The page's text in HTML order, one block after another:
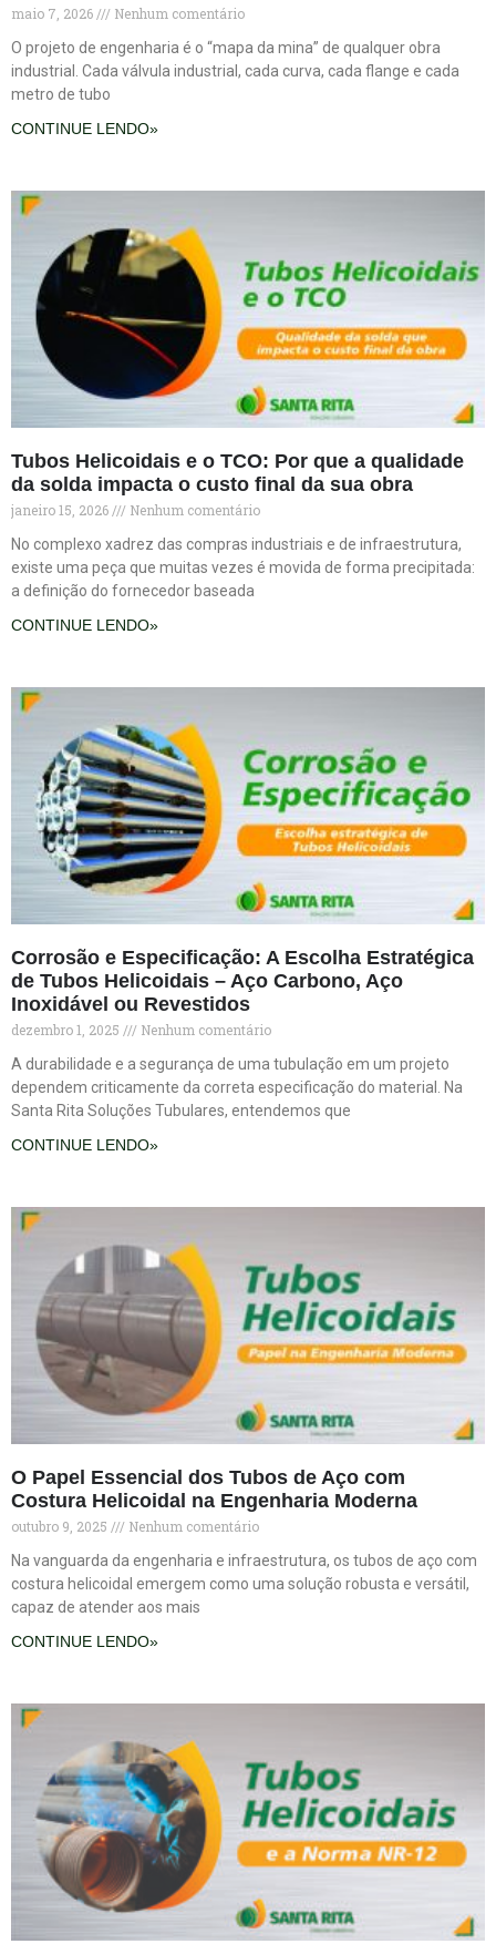
maio 7, 2026
Nenhum comentário
O projeto de engenharia é o “mapa da mina” de qualquer obra
industrial. Cada válvula industrial, cada curva, cada flange e cada
metro de tubo
CONTINUE LENDO»
Tubos Helicoidais e o TCO: Por que a qualidade
da solda impacta o custo final da sua obra
janeiro 15, 2026
Nenhum comentário
No complexo xadrez das compras industriais e de infraestrutura,
existe uma peça que muitas vezes é movida de forma precipitada:
a definição do fornecedor baseada
CONTINUE LENDO»
Corrosão e Especificação: A Escolha Estratégica
de Tubos Helicoidais – Aço Carbono, Aço
Inoxidável ou Revestidos
dezembro 1, 2025
Nenhum comentário
A durabilidade e a segurança de uma tubulação em um projeto
dependem criticamente da correta especificação do material. Na
Santa Rita Soluções Tubulares, entendemos que
CONTINUE LENDO»
O Papel Essencial dos Tubos de Aço com
Costura Helicoidal na Engenharia Moderna
outubro 9, 2025
Nenhum comentário
Na vanguarda da engenharia e infraestrutura, os tubos de aço com
costura helicoidal emergem como uma solução robusta e versátil,
capaz de atender aos mais
CONTINUE LENDO»